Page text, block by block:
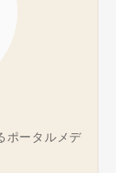
ポータルメデ